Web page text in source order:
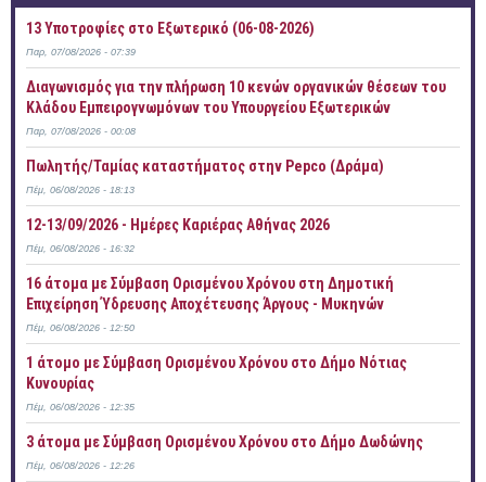
13 Υποτροφίες στο Εξωτερικό (06-08-2026)
Παρ, 07/08/2026 - 07:39
Διαγωνισμός για την πλήρωση 10 κενών οργανικών θέσεων του
Κλάδου Εμπειρογνωμόνων του Υπουργείου Εξωτερικών
Παρ, 07/08/2026 - 00:08
Πωλητής/Ταμίας καταστήματος στην Pepco (Δράμα)
Πέμ, 06/08/2026 - 18:13
12-13/09/2026 - Ημέρες Καριέρας Αθήνας 2026
Πέμ, 06/08/2026 - 16:32
16 άτομα με Σύμβαση Ορισμένου Χρόνου στη Δημοτική
Επιχείρηση Ύδρευσης Αποχέτευσης Άργους - Μυκηνών
Πέμ, 06/08/2026 - 12:50
1 άτομο με Σύμβαση Ορισμένου Χρόνου στο Δήμο Νότιας
Κυνουρίας
Πέμ, 06/08/2026 - 12:35
3 άτομα με Σύμβαση Ορισμένου Χρόνου στο Δήμο Δωδώνης
Πέμ, 06/08/2026 - 12:26